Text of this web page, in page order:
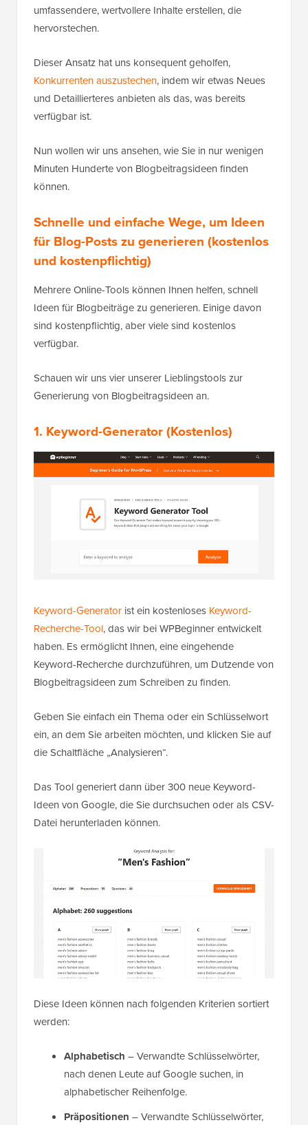
umfassendere, wertvollere Inhalte erstellen, die
hervorstechen.
Dieser Ansatz hat uns konsequent geholfen,
Konkurrenten auszustechen, indem wir etwas Neues
und Detaillierteres anbieten als das, was bereits
verfügbar ist.
Nun wollen wir uns ansehen, wie Sie in nur wenigen
Minuten Hunderte von Blogbeitragsideen finden
können.
Schnelle und einfache Wege, um Ideen
für Blog-Posts zu generieren (kostenlos
und kostenpflichtig)
Mehrere Online-Tools können Ihnen helfen, schnell
Ideen für Blogbeiträge zu generieren. Einige davon
sind kostenpflichtig, aber viele sind kostenlos
verfügbar.
Schauen wir uns vier unserer Lieblingstools zur
Generierung von Blogbeitragsideen an.
1. Keyword-Generator(Kostenlos)
Keyword-Generator ist ein kostenloses Keyword-
Recherche-Tool, das wir bei WPBeginner entwickelt
haben. Es ermöglicht Ihnen, eine eingehende
Keyword-Recherche durchzuführen, um Dutzende von
Blogbeitragsideen zum Schreiben zu finden.
Geben Sie einfach ein Thema oder ein Schlüsselwort
ein, an dem Sie arbeiten möchten, und klicken Sie auf
die Schaltfläche „Analysieren“.
Das Tool generiert dann über 300 neue Keyword-
Ideen von Google, die Sie durchsuchen oder als CSV-
Datei herunterladen können.
Diese Ideen können nach folgenden Kriterien sortiert
werden:
Alphabetisch – Verwandte Schlüsselwörter,
nach denen Leute auf Google suchen, in
alphabetischer Reihenfolge.
Präpositionen – Verwandte Schlüsselwörter,